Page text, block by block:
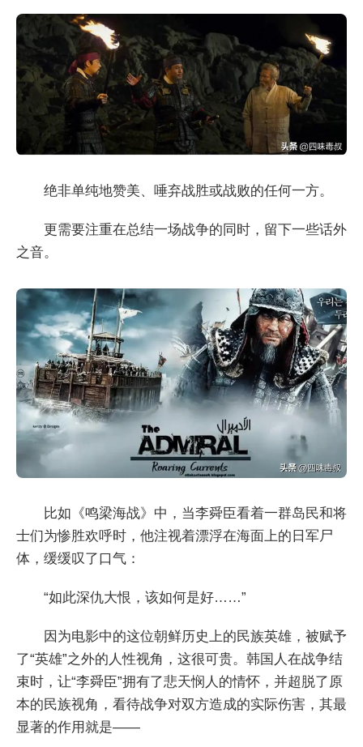
绝非单纯地赞美、唾弃战胜或战败的任何一方。
更需要注重在总结一场战争的同时，留下一些话外
之音。
比如《鸣梁海战》中，当李舜臣看着一群岛民和将
士们为惨胜欢呼时，他注视着漂浮在海面上的日军尸
体，缓缓叹了口气：
“如此深仇大恨，该如何是好……”
因为电影中的这位朝鲜历史上的民族英雄，被赋予
了“英雄”之外的人性视角，这很可贵。韩国人在战争结
束时，让“李舜臣”拥有了悲天悯人的情怀，并超脱了原
本的民族视角，看待战争对双方造成的实际伤害，其最
显著的作用就是——